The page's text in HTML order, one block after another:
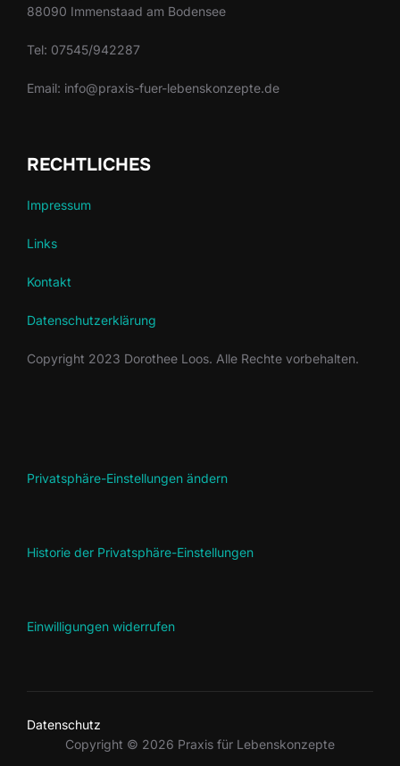
88090 Immenstaad am Bodensee
Tel: 07545/942287
Email: info@praxis-fuer-lebenskonzepte.de
RECHTLICHES
Impressum
Links
Kontakt
Datenschutzerklärung
Copyright 2023 Dorothee Loos. Alle Rechte vorbehalten.
Privatsphäre-Einstellungen ändern
Historie der Privatsphäre-Einstellungen
Einwilligungen widerrufen
Datenschutz
Copyright © 2026 Praxis für Lebenskonzepte